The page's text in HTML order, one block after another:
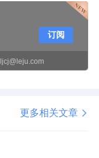
ljcj@leju.com
订阅
更多相关文章